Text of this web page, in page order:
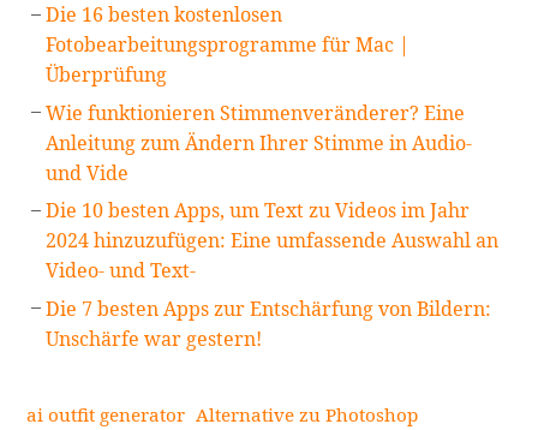
Die 16 besten kostenlosen
Fotobearbeitungsprogramme für Mac |
Überprüfung
Wie funktionieren Stimmenveränderer? Eine
Anleitung zum Ändern Ihrer Stimme in Audio-
und Vide
Die 10 besten Apps, um Text zu Videos im Jahr
2024 hinzuzufügen: Eine umfassende Auswahl an
Video- und Text-
Die 7 besten Apps zur Entschärfung von Bildern:
Unschärfe war gestern!
ai outfit generator Alternative zu Photoshop